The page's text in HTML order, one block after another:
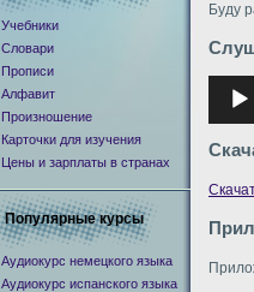
Буду
Учебники
Словари
Прописи
Алфавит
Произношение
Карточки для изучения
Цены и зарплаты в странах
Популярные курсы
Аудиокурс немецкого языка
Аудиокурс испанского языка